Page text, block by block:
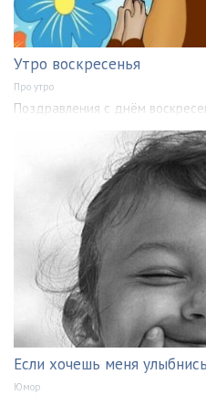
Утро воскресенья
Про утро
Поздравления с днём
Если хочешь меня улыбнись
Юмор